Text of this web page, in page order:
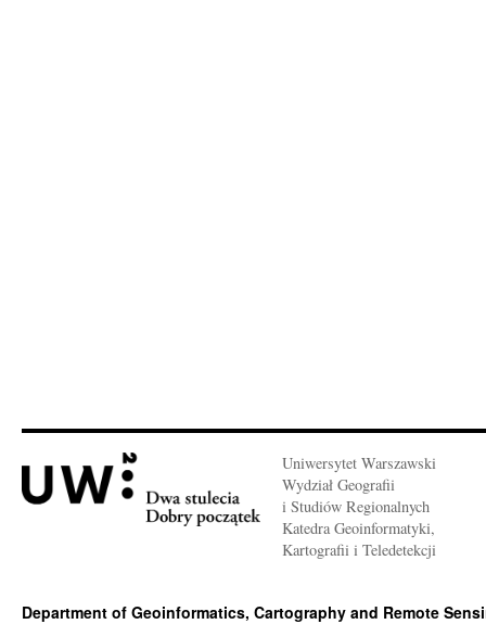
Uniwersytet Warszawski
Wydział Geografii
i Studiów Regionalnych
Katedra Geoinformatyki,
Kartografii i Teledetekcji
Department of Geoinformatics, Cartography and Remote